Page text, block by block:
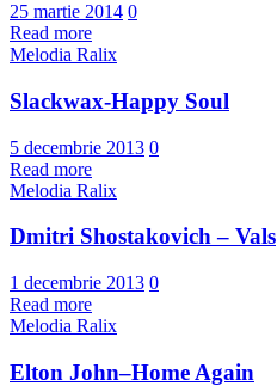
25 martie 2014 0
Read more
Melodia Ralix
Slackwax-Happy Soul
5 decembrie 2013 0
Read more
Melodia Ralix
Dmitri Shostakovich – Vals
1 decembrie 2013 0
Read more
Melodia Ralix
Elton John–Home Again